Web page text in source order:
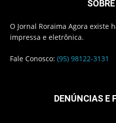
O Jornal Roraima Agora existe
impressa e eletrônica.
Fale Conosco: (95) 98122-3131
DENÚNCIAS E